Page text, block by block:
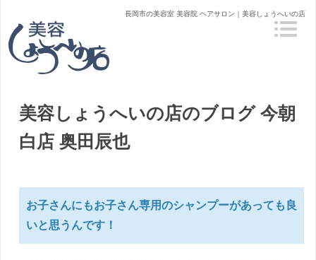
長岡市の美容室 美容院 ヘアサロン｜美容しょうへいの店
美容しょうへいの店のブログ今朝
白店 奥田辰也
お子さんにもお子さん専用のシャンプーがあっても良
いと思うんです！